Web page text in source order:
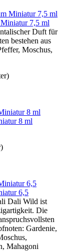
7,5 ml
Duft für
bestehen aus
Moschus,
8 ml
6,5
Dali Wild ist
Die
Gardenie,
Mahagoni